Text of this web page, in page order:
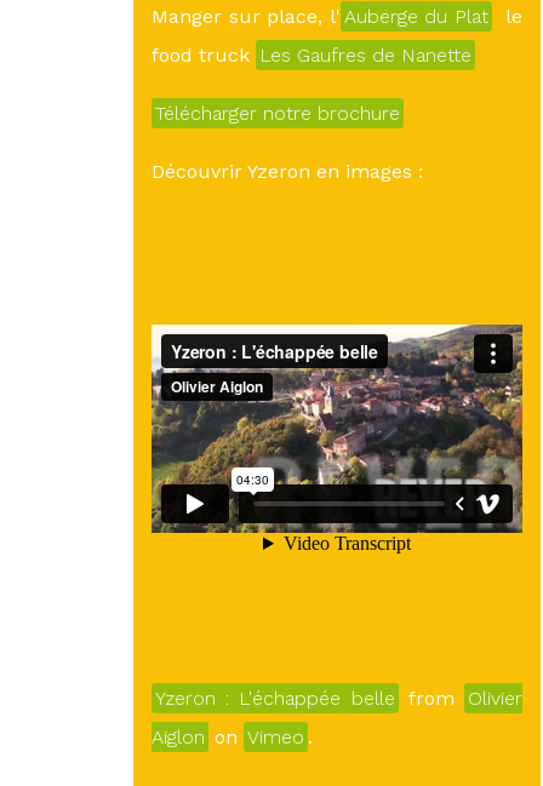
Manger sur place, l' Auberge du Plat
le
food truck Les Gaufres de Nanette
Télécharger notre brochure
Découvrir Yzeron en images :
Yzeron : L'échappée belle from
Olivier
Aiglon on Vimeo .